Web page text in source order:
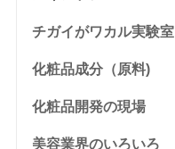
チガイがワカル実験室
化粧品成分（原料)
化粧品開発の現場
美容業界のいろいろ